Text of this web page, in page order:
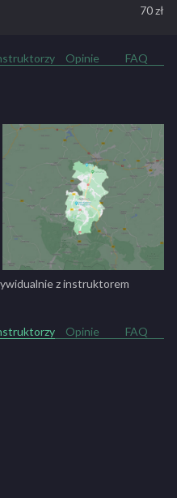
70 zł
Opinie FAQ
z instruktorem
Opinie FAQ